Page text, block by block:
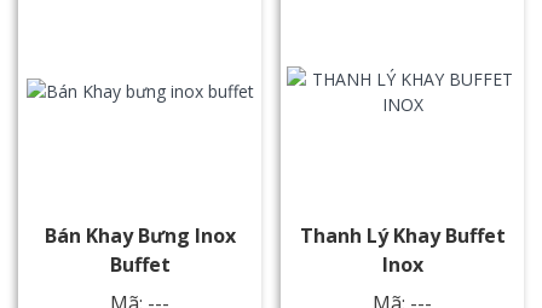
Bán Khay Bưng Inox
Buffet
Thanh Lý Khay Buffet
Inox